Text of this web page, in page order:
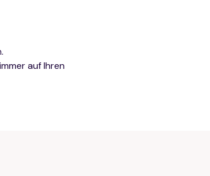
auf Ihren